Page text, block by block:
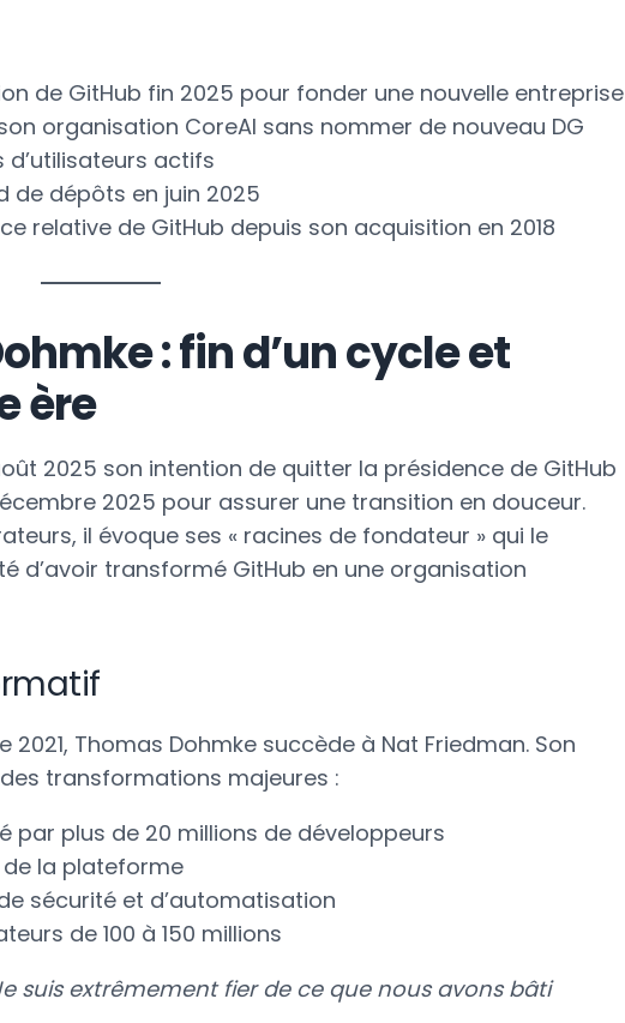
de GitHub fin 2025 pour fonder une nouvelle entreprise
organisation CoreAI sans nommer de nouveau DG
actifs
de dépôts en juin 2025
relative de GitHub depuis son acquisition en 2018
: fin d’un cycle et
ère
2025 son intention de quitter la présidence de GitHub
2025 pour assurer une transition en douceur.
il évoque ses « racines de fondateur » qui le
d’avoir transformé GitHub en une organisation
Thomas Dohmke succède à Nat Friedman. Son
transformations majeures :
par plus de 20 millions de développeurs
de la plateforme
sécurité et d’automatisation
de 100 à 150 millions
suis extrêmement fier de ce que nous avons bâti